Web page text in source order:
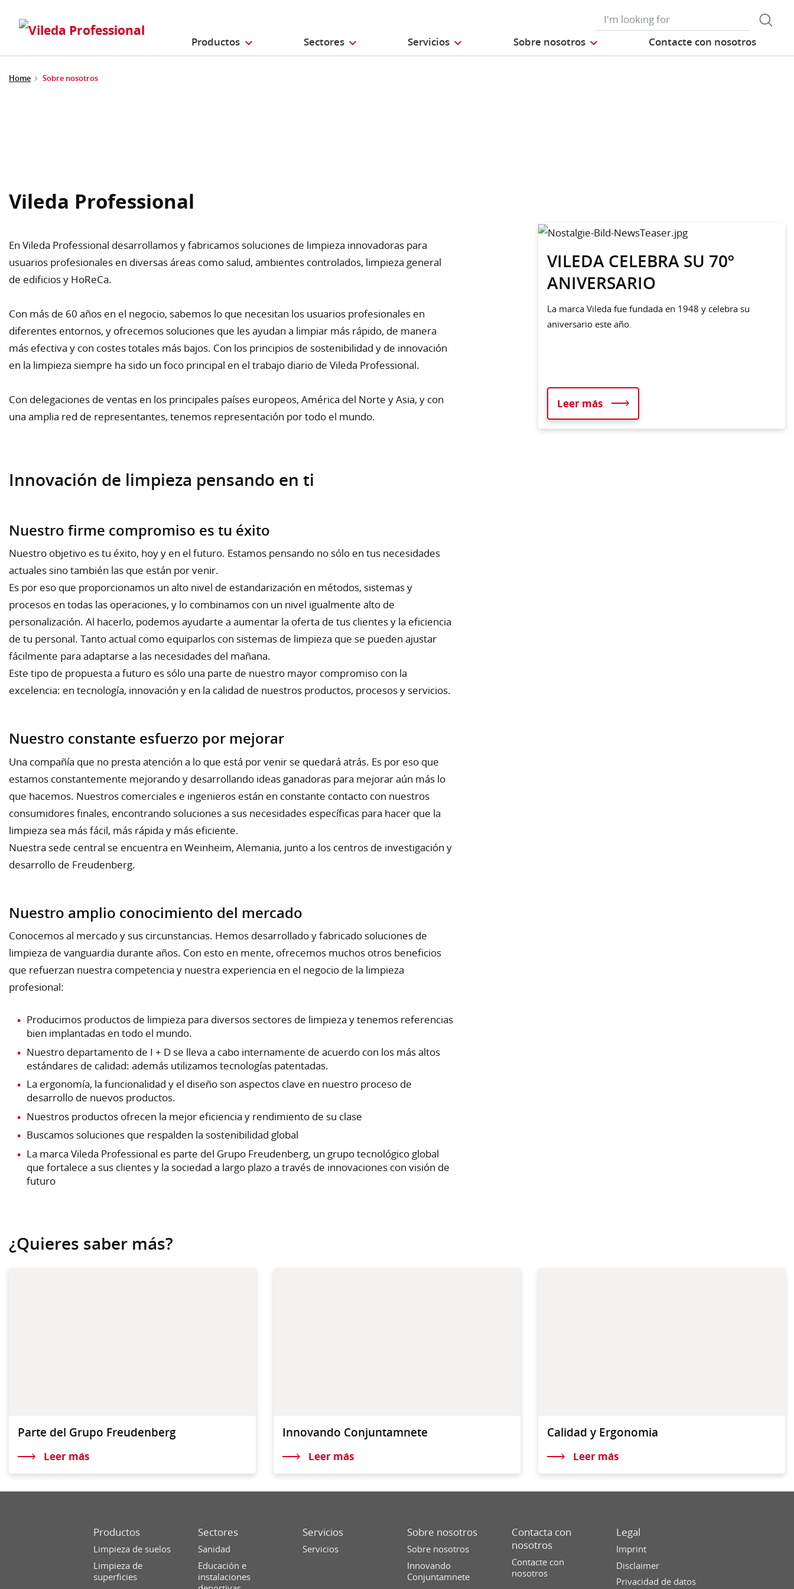
Productos Sectores Servicios Sobre nosotros Contacte con nosotros
Home Sobre nosotros
Vileda Professional
En Vileda Professional desarrollamos y fabricamos soluciones de limpieza innovadoras para
usuarios profesionales en diversas áreas como salud, ambientes controlados, limpieza general
de edificios y HoReCa.
Con más de 60 años en el negocio, sabemos lo que necesitan los usuarios profesionales en
diferentes entornos, y ofrecemos soluciones que les ayudan a limpiar más rápido, de manera
más efectiva y con costes totales más bajos. Con los principios de sostenibilidad y de innovación
en la limpieza siempre ha sido un foco principal en el trabajo diario de Vileda Professional.
Con delegaciones de ventas en los principales países europeos, América del Norte y Asia, y con
una amplia red de representantes, tenemos representación por todo el mundo.
VILEDA CELEBRA SU 70º
ANIVERSARIO
La marca Vileda fue fundada en 1948 y celebra su
aniversario este año.
Leer más
Innovación de limpieza pensando en ti
Nuestro firme compromiso es tu éxito
Nuestro objetivo es tu éxito, hoy y en el futuro. Estamos pensando no sólo en tus necesidades
actuales sino también las que están por venir.
Es por eso que proporcionamos un alto nivel de estandarización en métodos, sistemas y
procesos en todas las operaciones, y lo combinamos con un nivel igualmente alto de
personalización. Al hacerlo, podemos ayudarte a aumentar la oferta de tus clientes y la eficiencia
de tu personal. Tanto actual como equiparlos con sistemas de limpieza que se pueden ajustar
fácilmente para adaptarse a las necesidades del mañana.
Este tipo de propuesta a futuro es sólo una parte de nuestro mayor compromiso con la
excelencia: en tecnología, innovación y en la calidad de nuestros productos, procesos y servicios.
Nuestro constante esfuerzo por mejorar
Una compañía que no presta atención a lo que está por venir se quedará atrás. Es por eso que
estamos constantemente mejorando y desarrollando ideas ganadoras para mejorar aún más lo
que hacemos. Nuestros comerciales e ingenieros están en constante contacto con nuestros
consumidores finales, encontrando soluciones a sus necesidades específicas para hacer que la
limpieza sea más fácil, más rápida y más eficiente.
Nuestra sede central se encuentra en Weinheim, Alemania, junto a los centros de investigación y
desarrollo de Freudenberg.
Nuestro amplio conocimiento del mercado
Conocemos al mercado y sus circunstancias. Hemos desarrollado y fabricado soluciones de
limpieza de vanguardia durante años. Con esto en mente, ofrecemos muchos otros beneficios
que refuerzan nuestra competencia y nuestra experiencia en el negocio de la limpieza
profesional:
Producimos productos de limpieza para diversos sectores de limpieza y tenemos referencias
bien implantadas en todo el mundo.
Nuestro departamento de I + D se lleva a cabo internamente de acuerdo con los más altos
estándares de calidad: además utilizamos tecnologías patentadas.
La ergonomía, la funcionalidad y el diseño son aspectos clave en nuestro proceso de
desarrollo de nuevos productos.
Nuestros productos ofrecen la mejor eficiencia y rendimiento de su clase
Buscamos soluciones que respalden la sostenibilidad global
La marca Vileda Professional es parte del Grupo Freudenberg, un grupo tecnológico global
que fortalece a sus clientes y la sociedad a largo plazo a través de innovaciones con visión de
futuro
¿Quieres saber más?
Parte del Grupo Freudenberg
Leer más
Innovando Conjuntamnete
Leer más
Calidad y Ergonomia
Leer más
Productos
Limpieza de suelos
Limpieza de
superficies
Sectores
Sanidad
Educación e
instalaciones
Servicios
Servicios
Sobre nosotros
Sobre nosotros
Innovando
Conjuntamnete
Contacta con
nosotros
Contacte con
nosotros
Legal
Imprint
Disclaimer
Privacidad de datos